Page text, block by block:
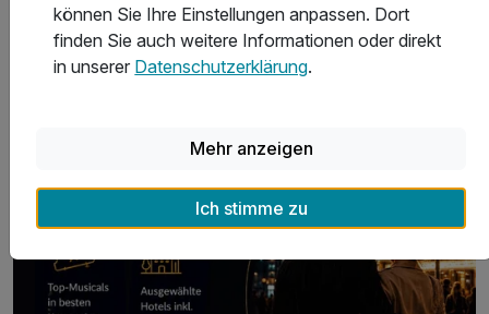
können Sie Ihre Einstellungen anpassen. Dort
finden Sie auch weitere Informationen oder direkt
in unserer Datenschutzerklärung.
Mehr anzeigen
Ich stimme zu